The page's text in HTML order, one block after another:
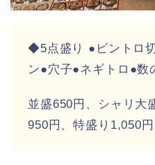
◆5点盛り ●ビントロ
ン●穴子●ネギトロ●数
並盛650円、シャリ大
950円、特盛り1,050円